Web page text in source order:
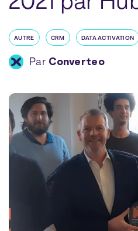
AUTRE CRM DATA ACTIVATION
Par Converteo